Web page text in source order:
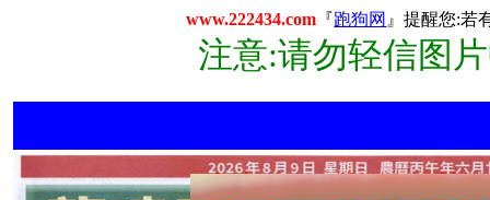
www.222434.com 『跑狗网 』提醒您:若
注意:请勿轻信图